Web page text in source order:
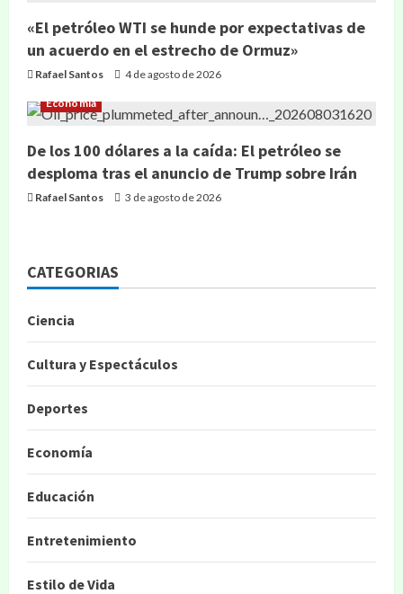
«El petróleo WTI se hunde por expectativas de
un acuerdo en el estrecho de Ormuz»
Rafael Santos 4 de agosto de 2026
Economía
De los 100 dólares a la caída: El petróleo se
desploma tras el anuncio de Trump sobre Irán
Rafael Santos 3 de agosto de 2026
CATEGORIAS
Ciencia
Cultura y Espectáculos
Deportes
Economía
Educación
Entretenimiento
Estilo de Vida